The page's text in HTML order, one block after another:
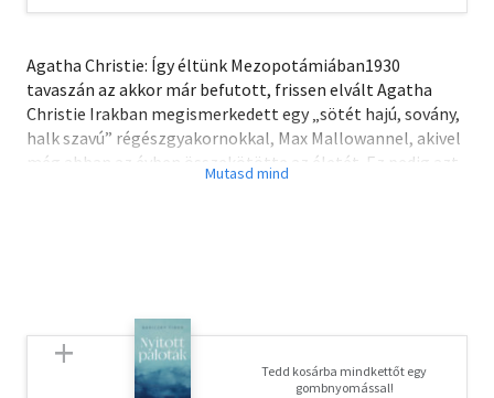
Agatha Christie: Így éltünk Mezopotámiában1930
tavaszán az akkor már befutott, frissen elvált Agatha
Christie Irakban megismerkedett egy „sötét hajú, sovány,
halk szavú” régészgyakornokkal, Max Mallowannel, akivel
még abban az évben összekötötte az életét. Ez pedig azt
Keletre, és követhetjük végig egy angol Lady
kendőzetlenül őszinte, öniróniában gazdag találkozását
egy vonzó és ismeretlen új világgal.Tedd kosárba mindkettőt egy
gombnyomással!